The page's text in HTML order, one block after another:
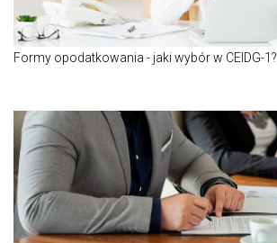
Formy opodatkowania - jaki wybór w CEIDG-1?